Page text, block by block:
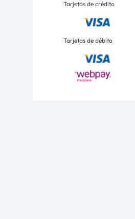
Tarjetas de crédito
Tarjetas de débito